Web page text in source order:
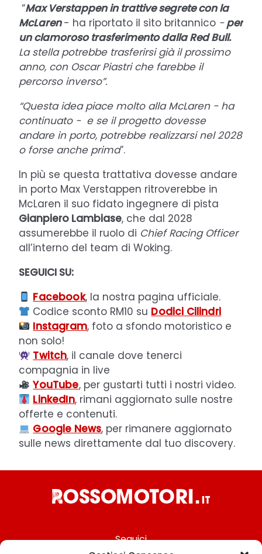
“Max Verstappen in trattive segrete con la
McLaren- ha riportato il sito britannico -per
un clamoroso trasferimento dalla Red Bull.
La stella potrebbe trasferirsi già il prossimo
anno, con Oscar Piastri che farebbe il
percorso inverso”.
“Questa idea piace molto alla McLaren - ha
continuato - e se il progetto dovesse
andare in porto, potrebbe realizzarsi nel 2028
o forse anche prima”.
In più se questa trattativa dovesse andare
in porto Max Verstappen ritroverebbe in
McLaren il suo fidato ingegnere di pista
Gianpiero Lambiase, che dal 2028
assumerebbe il ruolo di Chief Racing Officer
all’interno del team di Woking.
SEGUICI SU:
Facebook, la nostra pagina ufficiale.
Codice sconto RM10 su Dodici Cilindri
Instagram, foto a sfondo motoristico e
non solo!
Twitch, il canale dove tenerci
compagnia in live
YouTube, per gustarti tutti i nostri video.
LinkedIn, rimani aggiornato sulle nostre
offerte e contenuti.
Google News, per rimanere aggiornato
sulle news direttamente dal tuo discovery.
Seguici